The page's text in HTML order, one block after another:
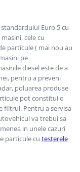
Euro 5 cu
cele cu
particule ( mai nou au
pe
diesel este de a
pentru a preveni
poluarea produse
pot constitui o
filtrul. Pentru a servisa
va trebui sa
in unele cazuri
particule cu testerele